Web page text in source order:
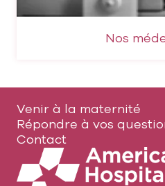
Nos
Pied
de
page
Venir à la maternité
Répondre à vos
Contact